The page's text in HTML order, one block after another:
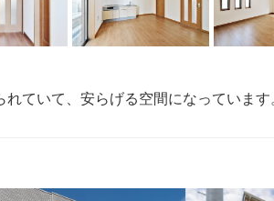
ていて、安らげる空間になっています